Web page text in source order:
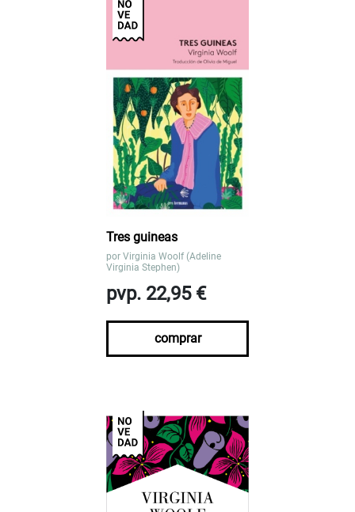
Tres guineas
por Virginia Woolf (Adeline
Virginia Stephen)
pvp. 22,95 €
comprar